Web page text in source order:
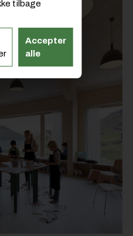
tilbage
Accepter
alle